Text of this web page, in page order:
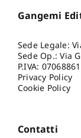
Gangemi
Sede Legale:
Sede Op.: Via
P.IVA:
Privacy Policy
Cookie Policy
Contatti